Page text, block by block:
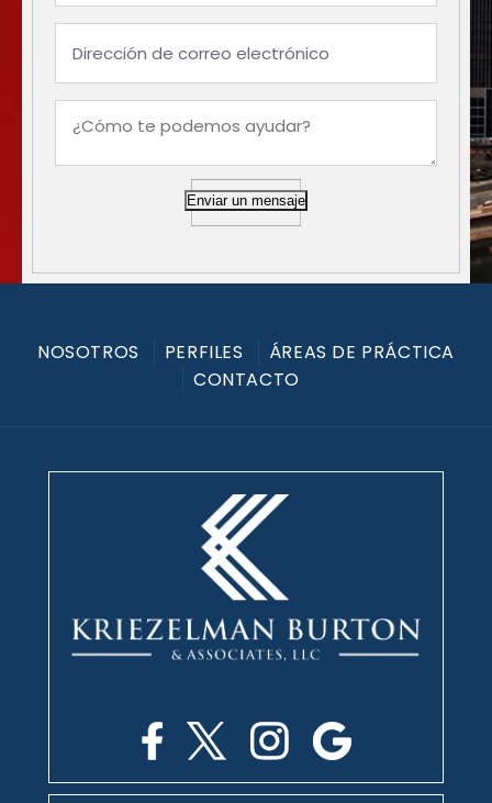
Enviar un mensaje
NOSOTROS PERFILES
ÁREAS DE PRÁCTICA
CONTACTO